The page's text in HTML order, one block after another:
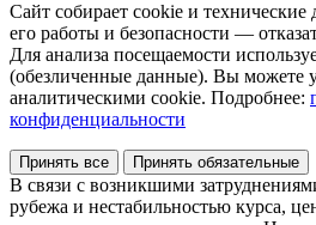
Сайт собирает cookie и технические
его работы и безопасности —
Для анализа посещаемости
(обезличенные данные). Вы можете
аналитическими cookie. Подробнее:
конфиденциальности
Принять все Принять обязательные
В связи с возникшими
рубежа и нестабильностью курса,